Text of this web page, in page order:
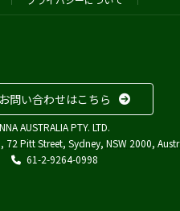
お問い合わせはこちら
NNA AUSTRALIA PTY. LTD.
72 Pitt Street, Sydney, NSW 2000,
61-2-9264-0998